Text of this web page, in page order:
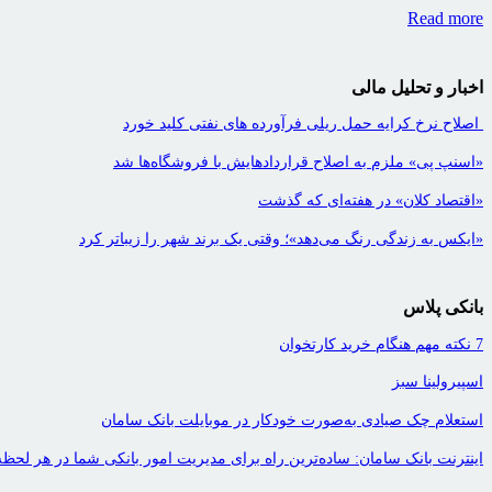
Read more
اخبار و تحلیل مالی
اصلاح نرخ کرایه حمل ریلی فرآورده های نفتی کلید خورد
«اسنپ پی» ملزم به اصلاح قراردادهایش با فروشگاه‌ها شد
«اقتصاد کلان» در هفته‌ای که گذشت
«ایکس به زندگی رنگ می‌دهد»؛ وقتی یک برند شهر را زیباتر کرد
بانکی پلاس
7 نکته مهم هنگام خرید کارتخوان
اسپیرولینا سبز
استعلام چک صیادی به‌صورت خودکار در موبایلت بانک سامان
اینترنت بانک سامان: ساده‌ترین راه برای مدیریت امور بانکی شما در هر